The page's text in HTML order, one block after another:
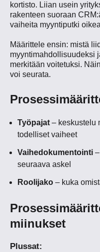
kortisto. Liian usein
rakenteen suoraan
vaiheita myyntiputki
Määrittele ensin: mistä
myyntimahdollisuudeksi
merkitään voitetuksi.
voi seurata.
Työpajat – keskustelu
todelliset vaiheet
Vaihedokumentointi
seuraava askel
Roolijako – kuka
miinukset
Plussat: